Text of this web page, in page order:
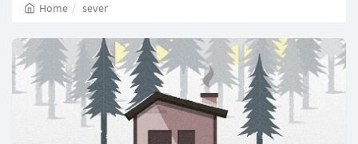
Home sever